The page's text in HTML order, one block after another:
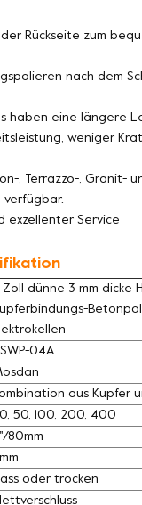
Rückseite zum
nach dem
haben eine längere
weniger
, Terrazzo-, Granit-
verfügbar.
exzellenter Service
Zoll dünne 3 mm dicke
04A
aus Kupfer
50, 100, 200, 400
80mm
oder trocken